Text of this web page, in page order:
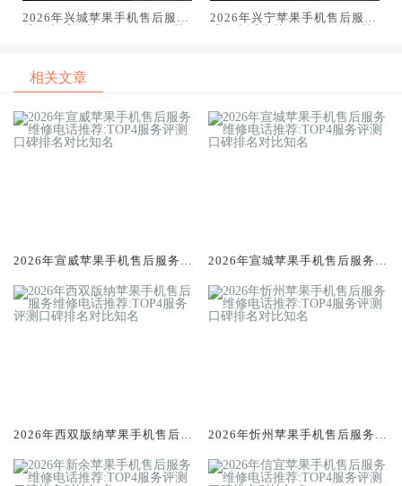
2026年兴城苹果手机售后服务
2026年兴宁苹果手机售后服务
相关文章
2026年宣威苹果手机售后服务维
排名对比知名
2026年宣城苹果手机售后服务维
排名对比知名
2026年西双版纳苹果手机售后服
口碑排名对比知名
2026年忻州苹果手机售后服务维
排名对比知名